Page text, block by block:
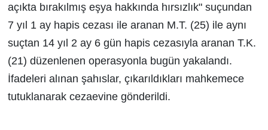
açıkta bırakılmış eşya hakkında hırsızlık" suçundan
7 yıl 1 ay hapis cezası ile aranan M.T. (25) ile aynı
suçtan 14 yıl 2 ay 6 gün hapis cezasıyla aranan T.K.
(21) düzenlenen operasyonla bugün yakalandı.
İfadeleri alınan şahıslar, çıkarıldıkları mahkemece
tutuklanarak cezaevine gönderildi.